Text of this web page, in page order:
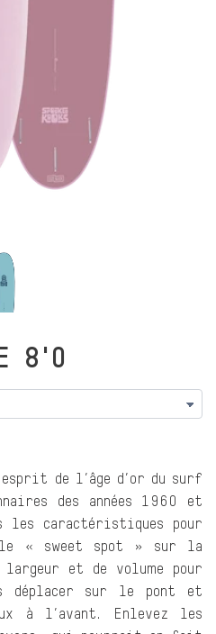
8'0
de l’âge d’or du surf
des années 1960 et
les caractéristiques pour
« sweet spot » sur la
largeur et de volume pour
déplacer sur le pont et
à l’avant. Enlevez les